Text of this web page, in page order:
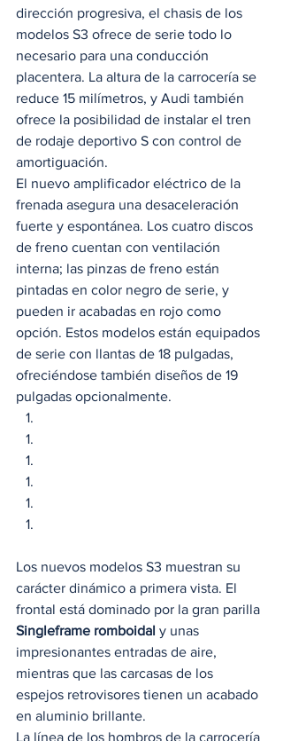
dirección progresiva, el chasis de los
modelos S3 ofrece de serie todo lo
necesario para una conducción
placentera. La altura de la carrocería se
reduce 15 milímetros, y Audi también
ofrece la posibilidad de instalar el tren
de rodaje deportivo S con control de
amortiguación.
El nuevo amplificador eléctrico de la
frenada asegura una desaceleración
fuerte y espontánea. Los cuatro discos
de freno cuentan con ventilación
interna; las pinzas de freno están
pintadas en color negro de serie, y
pueden ir acabadas en rojo como
opción. Estos modelos están equipados
de serie con llantas de 18 pulgadas,
ofreciéndose también diseños de 19
pulgadas opcionalmente.
Los nuevos modelos S3 muestran su
carácter dinámico a primera vista. El
frontal está dominado por la gran parilla
Singleframe romboidal y unas
impresionantes entradas de aire,
mientras que las carcasas de los
espejos retrovisores tienen un acabado
en aluminio brillante.
La línea de los hombros de la carrocería